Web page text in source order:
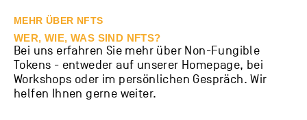
MEHR ÜBER NFTS
WER, WIE, WAS SIND NFTS?
Bei uns erfahren Sie mehr über Non-Fungible
Tokens - entweder auf unserer Homepage, bei
Workshops oder im persönlichen Gespräch. Wir
helfen Ihnen gerne weiter.